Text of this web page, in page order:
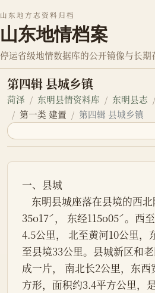
山东地方志资料归档
山东地情档案
停运省级地情数据库的公开镜像与长期
第四辑 县城乡镇
菏泽 东明县情资料库 东明县志
第一类 建置
第四辑 县城乡镇
一、县城
35o17ˊ， 东经115o05ˊ。西至
4.5公里， 北至黄河10公里，
至县境33公里。县城新区和
成一片， 南北长2公里，东西
方形，面积约3.4平方公里，